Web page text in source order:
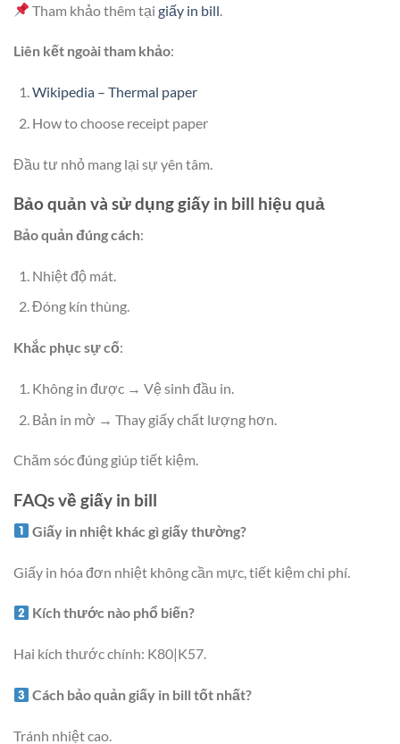
Tham khảo thêm tạigiấy in bill
Liên kết ngoài tham khảo:
Wikipedia – Thermal paper
How to choose receipt paper
Đầu tư nhỏ mang lại sự yên tâm.
Bảo quản và sử dụng giấy in bill hiệu quả
Bảo quản đúng cách:
Nhiệt độ mát.
Đóng kín thùng.
Khắc phục sự cố:
Không in được → Vệ sinh đầu in.
Bản in mờ → Thay giấy chất lượng hơn.
Chăm sóc đúng giúp tiết kiệm.
FAQs về giấy in bill
Giấy in nhiệt khác gì giấy thường?
Giấy in hóa đơn nhiệt không cần mực, tiết kiệm chi phí.
Kích thước nào phổ biến?
Hai kích thước chính: K80|K57.
Cách bảo quản giấy in bill tốt nhất?
Tránh nhiệt cao.